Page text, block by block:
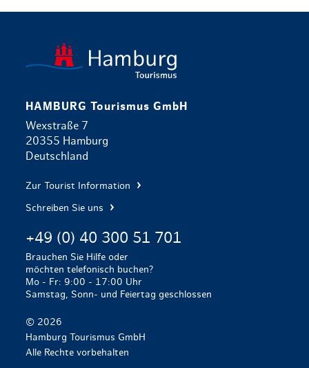
HAMBURG Tourismus GmbH
Wexstraße 7
20355 Hamburg
Deutschland
Zur Tourist Information
Schreiben Sie uns
+49 (0) 40 300 51 701
Brauchen Sie Hilfe oder
möchten telefonisch buchen?
Mo - Fr: 9:00 - 17:00 Uhr
Samstag, Sonn- und Feiertag geschlossen
© 2026
Hamburg Tourismus GmbH
Alle Rechte vorbehalten